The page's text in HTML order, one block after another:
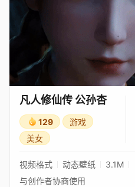
凡人修仙传 公孙杏
129
游戏
美女
视频格式 动态壁纸
3.1M
与创作者协商使用